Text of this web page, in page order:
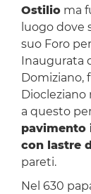
Ostilioma
luogo dove
suo Foro
Inaugurata
Domiziano,
Diocleziano
a questo
pavimento
con lastre
pareti.
Nel 630